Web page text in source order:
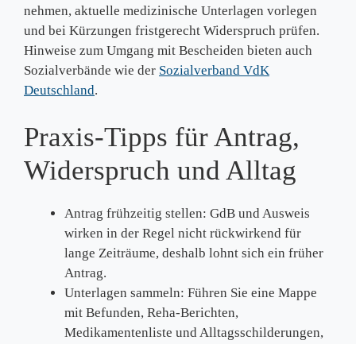
nehmen, aktuelle medizinische Unterlagen vorlegen
und bei Kürzungen fristgerecht Widerspruch prüfen.
Hinweise zum Umgang mit Bescheiden bieten auch
Sozialverbände wie der Sozialverband VdK
Deutschland.
Praxis-Tipps für Antrag,
Widerspruch und Alltag
Antrag frühzeitig stellen: GdB und Ausweis
wirken in der Regel nicht rückwirkend für
lange Zeiträume, deshalb lohnt sich ein früher
Antrag.
Unterlagen sammeln: Führen Sie eine Mappe
mit Befunden, Reha-Berichten,
Medikamentenliste und Alltagsschilderungen,